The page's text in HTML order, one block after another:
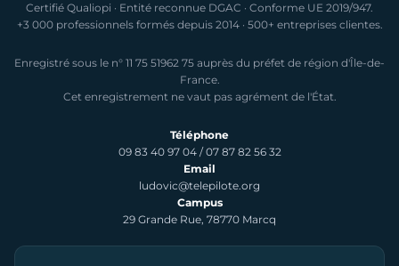
Certifié Qualiopi · Entité reconnue DGAC · Conforme UE 2019/947.
+3 000 professionnels formés depuis 2014 · 500+ entreprises clientes.
Enregistré sous le n° 11 75 51962 75 auprès du préfet de région d'Île-de-
France.
Cet enregistrement ne vaut pas agrément de l'État.
Téléphone
09 83 40 97 04 /07 87 82 56 32
Email
ludovic@telepilote.org
Campus
29 Grande Rue, 78770 Marcq